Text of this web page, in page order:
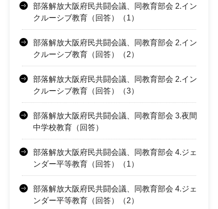
部落解放大阪府民共闘会議、同教育部会 2.イン
クルーシブ教育（回答）（1）
部落解放大阪府民共闘会議、同教育部会 2.イン
クルーシブ教育（回答）（2）
部落解放大阪府民共闘会議、同教育部会 2.イン
クルーシブ教育（回答）（3）
部落解放大阪府民共闘会議、同教育部会 3.夜間
中学校教育（回答）
部落解放大阪府民共闘会議、同教育部会 4.ジェ
ンダー平等教育（回答）（1）
部落解放大阪府民共闘会議、同教育部会 4.ジェ
ンダー平等教育（回答）（2）